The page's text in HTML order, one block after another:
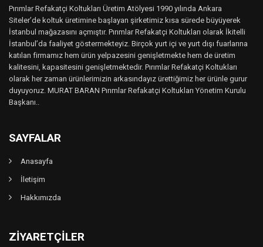
Pırımlar Refakatçi Koltukları Üretim Atölyesi 1990 yılında Ankara
Siteler’de koltuk üretimine başlayan şirketimiz kısa sürede büyüyerek
İstanbul mağazasını açmıştır. Pırımlar Refakatçi Koltukları olarak İkitelli
İstanbul’da faaliyet göstermekteyiz. Birçok yurt içi ve yurt dışı fuarlarına
katılan firmamız hem ürün yelpazesini genişletmekte hem de üretim
kalitesini, kapasitesini genişletmektedir. Pırımlar Refakatçi Koltukları
olarak her zaman ürünlerimizin arkasındayız ürettiğimiz her ürünle gurur
duyuyoruz. MURAT BARAN Pırımlar Refakatçi Koltukları Yönetim Kurulu
Başkanı..
SAYFALAR
Anasayfa
İletişim
Hakkımızda
ZIYARETÇILER